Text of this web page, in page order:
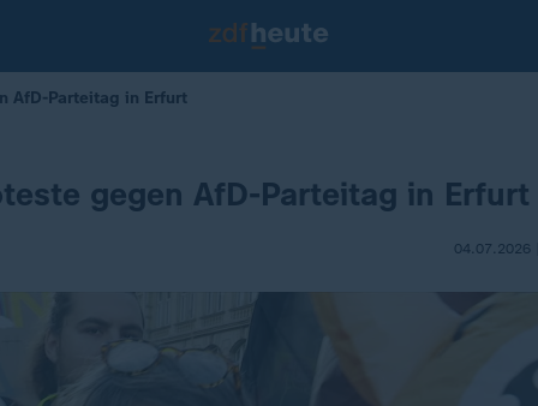
AfD-Parteitag in Erfurt
gegen AfD-Parteitag in Erfurt
04.07.2026